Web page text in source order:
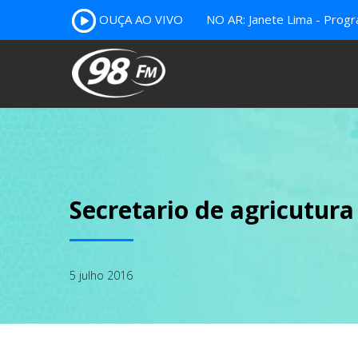
OUÇA AO VIVO NO AR: Janete Lima -
Secretario de
5 julho 2016